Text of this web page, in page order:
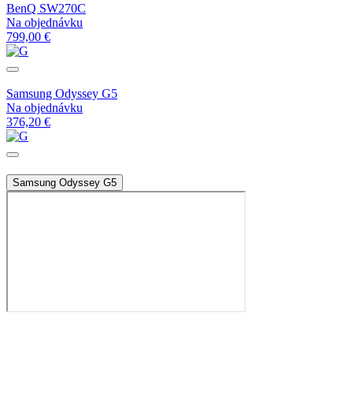
BenQ SW270C
Na objednávku
799,00 €
Samsung Odyssey G5
Na objednávku
376,20 €
Samsung Odyssey G5